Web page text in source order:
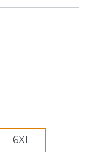
6XL